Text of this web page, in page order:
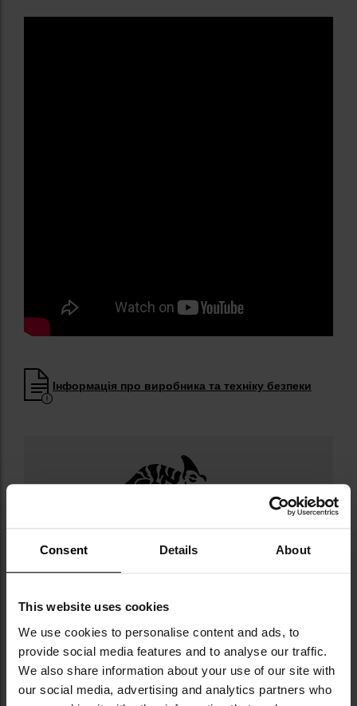
Consent Details About
This website uses cookies
We use cookies to personalise content and ads, to
provide social media features and to analyse our traffic.
We also share information about your use of our site with
our social media, advertising and analytics partners who
Інформація про виробника та техніку безпеки
бренду Helikon-Tex.
у 1983 році, що спеціалізується на
виробництві тактичного, мілітарного й
аутдорного одягу. Вона пропонує широкий
асортимент продукції, такої як одяг,
рюкзаки, сумки й тактичні аксесуари, які
здобули визнання як серед силових